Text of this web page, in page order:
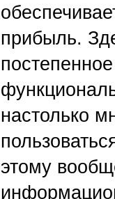
прибыль.
настолько
этому